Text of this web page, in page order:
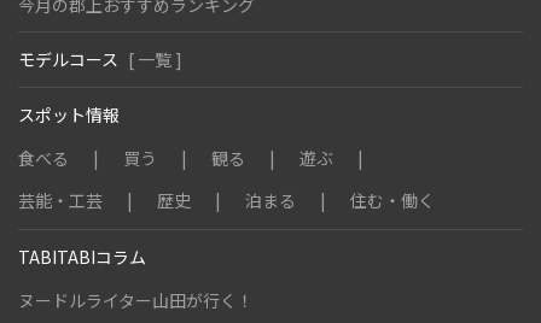
今月の郡上おすすめランキング
モデルコース [ 一覧 ]
スポット情報
食べる
買う 観る
遊ぶ
芸能・工芸
歴史 泊まる 住む・働く
TABITABIコラム
ヌードルライター山田が行く！